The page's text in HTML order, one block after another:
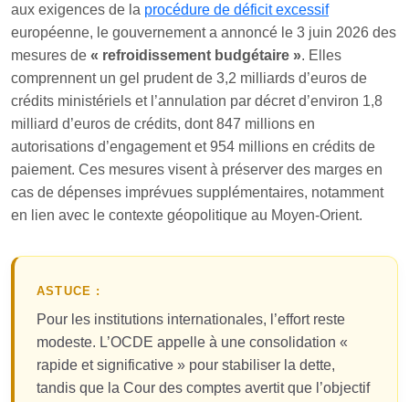
aux exigences de la procédure de déficit excessif
européenne, le gouvernement a annoncé le 3 juin 2026 des
mesures de « refroidissement budgétaire ». Elles
comprennent un gel prudent de 3,2 milliards d’euros de
crédits ministériels et l’annulation par décret d’environ 1,8
milliard d’euros de crédits, dont 847 millions en
autorisations d’engagement et 954 millions en crédits de
paiement. Ces mesures visent à préserver des marges en
cas de dépenses imprévues supplémentaires, notamment
en lien avec le contexte géopolitique au Moyen-Orient.
ASTUCE :
Pour les institutions internationales, l’effort reste
modeste. L’OCDE appelle à une consolidation «
rapide et significative » pour stabiliser la dette,
tandis que la Cour des comptes avertit que l’objectif